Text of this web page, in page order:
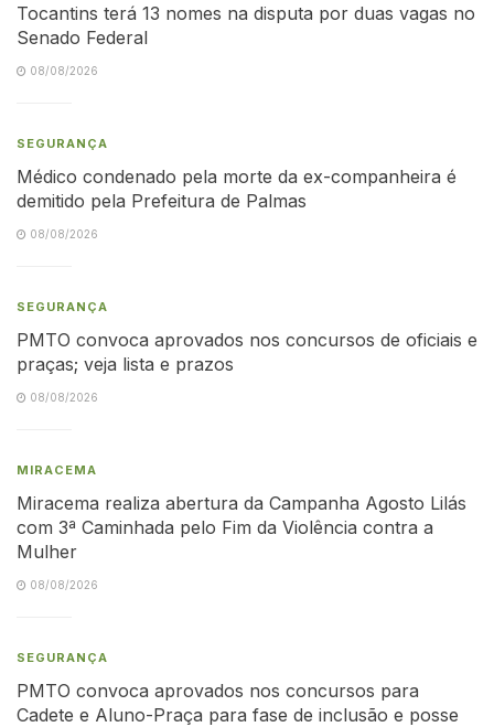
Tocantins terá 13 nomes na disputa por duas vagas no
Senado Federal
08/08/2026
SEGURANÇA
Médico condenado pela morte da ex-companheira é
demitido pela Prefeitura de Palmas
08/08/2026
SEGURANÇA
PMTO convoca aprovados nos concursos de oficiais e
praças; veja lista e prazos
08/08/2026
MIRACEMA
Miracema realiza abertura da Campanha Agosto Lilás
com 3ª Caminhada pelo Fim da Violência contra a
Mulher
08/08/2026
SEGURANÇA
PMTO convoca aprovados nos concursos para
Cadete e Aluno-Praça para fase de inclusão e posse